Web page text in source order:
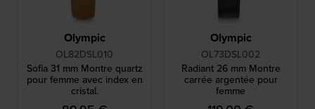
Olympic
OL82DSL010
Sofia 31 mm Montre quartz
pour femme avec index en
cristal.
Olympic
OL73DSL002
Radiant 26 mm Montre
carrée argentée pour
femme